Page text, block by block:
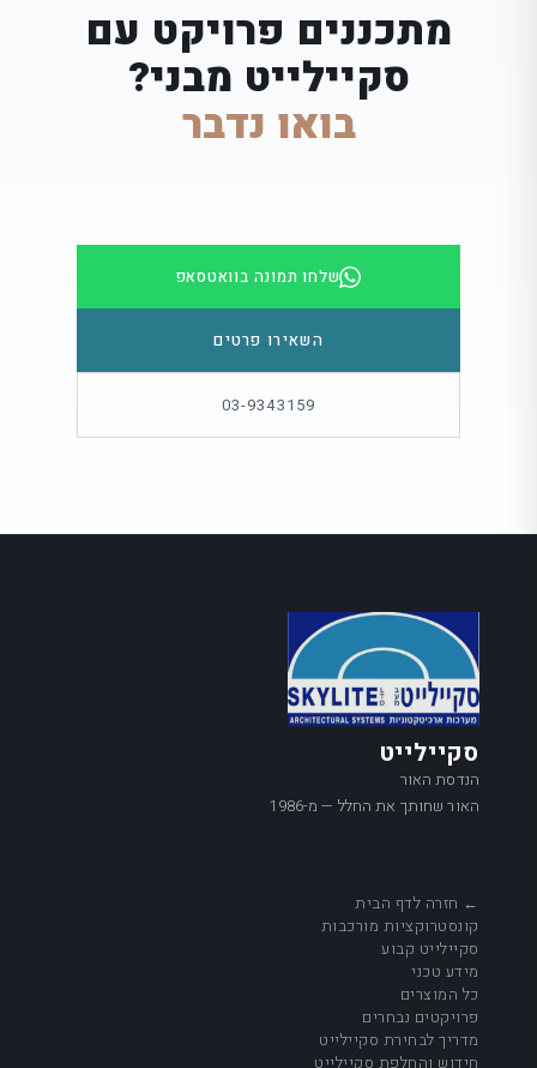
מתכננים פרויקט עם
סקיילייט מבני?
בואו נדבר
שלחו תמונה בוואטסאפ
השאירו פרטים
03-9343159
סקיילייט
הנדסת האור
האור שחותך את החלל — מ-1986
← חזרה לדף הבית
קונסטרוקציות מורכבות
סקיילייט קבוע
מידע טכני
כל המוצרים
פרויקטים נבחרים
מדריך לבחירת סקיילייט
חידוש והחלפת סקיילייט